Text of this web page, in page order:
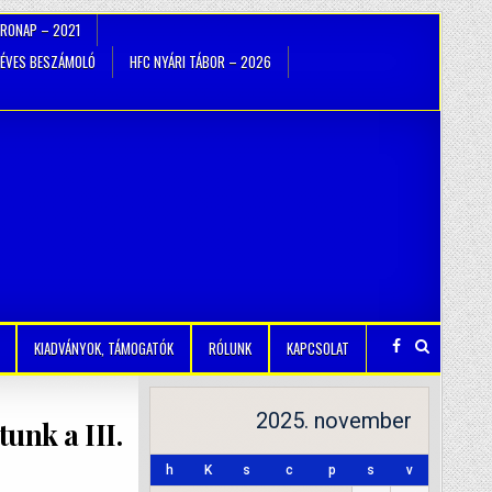
– 2021
ÉVES BESZÁMOLÓ
HFC NYÁRI TÁBOR – 2026
KIADVÁNYOK, TÁMOGATÓK RÓLUNK KAPCSOLAT
a III.
2025. november
h K s c p s v